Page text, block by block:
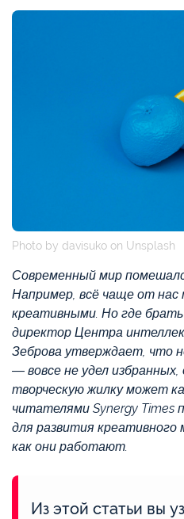
Photo by davisuko on Unsplash
Современный мир
Например, всё чаще от
креативными. Но где
директор Центра
Зеброва утверждает, что
— вовсе не удел
творческую жилку может
читателями Synergy
для развития креативного
как они работают.
Из этой статьи вы